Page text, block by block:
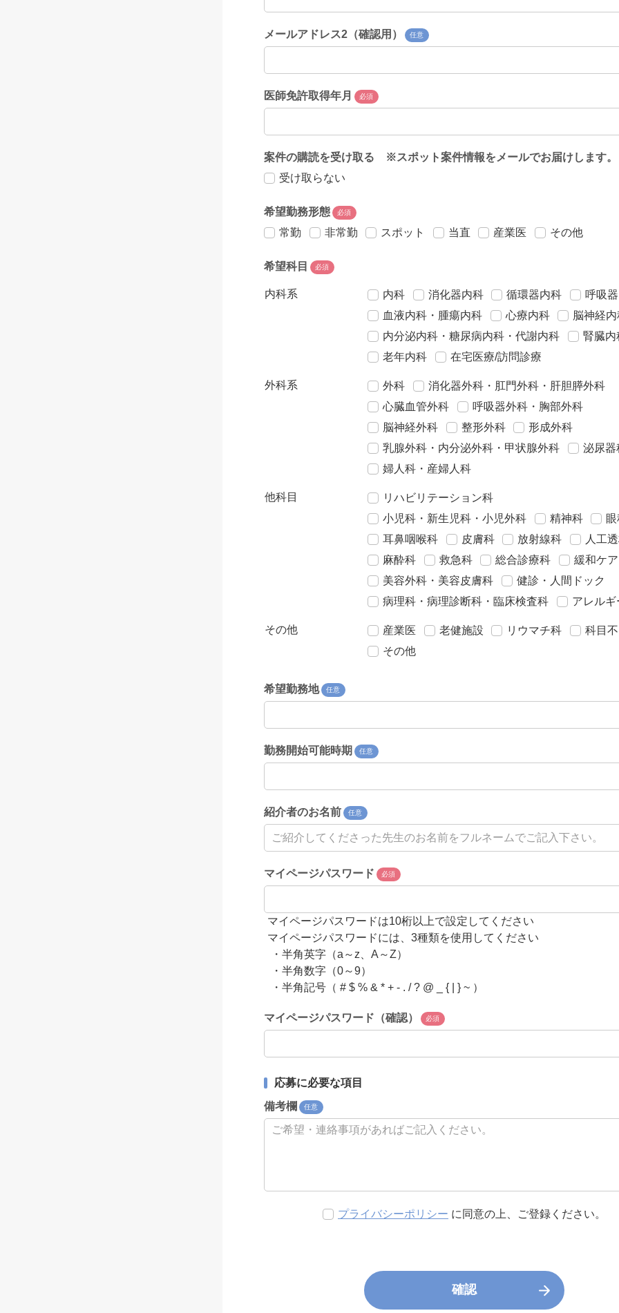
メールアドレス2（確認用） 任意
医師免許取得年月 必須
案件の購読を受け取る ※スポット案件情報をメールでお届けします。
受け取らない
希望勤務形態 必須
常勤 非常勤 スポット 当直 産業医 その他
希望科目 必須
内科系 内科 消化器内科 循環器内科
呼吸
血液内科・腫瘍内科
心療内科
脳神経
内分泌内科・糖尿病内科・代謝内科
腎臓内
老年内科
在宅医療/訪問診療
外科系 外科
消化器外科・肛門外科・肝胆膵外科
心臓血管外科
呼吸器外科・胸部外科
脳神経外科
整形外科
形成外科
乳腺外科・内分泌外科・甲状腺外科
泌尿器
婦人科・産婦人科
他科目
リハビリテーション科
小児科・新生児科・小児外科
精神科
耳鼻咽喉科
皮膚科 放射線科
人工
麻酔科
救急科 総合診療科
緩和ケ
美容外科・美容皮膚科
健診・人間ドック
病理科・病理診断科・臨床検査科
アレルギ
その他 産業医 老健施設 リウマチ科
科目
その他
希望勤務地 任意
勤務開始可能時期 任意
紹介者のお名前 任意
マイページパスワード 必須
マイページパスワードは10桁以上で設定してください
マイページパスワードには、3種類を使用してください
・半角英字（a～z、A～Z）
・半角数字（0～9）
・半角記号（ # $ % & * + - . / ? @ _ { | } ~ ）
マイページパスワード（確認） 必須
応募に必要な項目
備考欄
任意
プライバシーポリシー に同意の上、ご登録ください。
確認